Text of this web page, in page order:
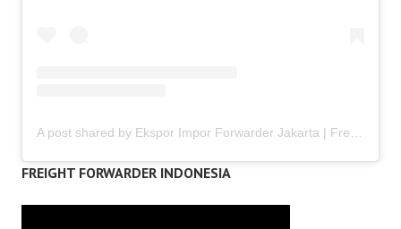
A post shared by Ekspor Impor Forwarder Jakarta | Freight Forwarding Indonesia (@keenamid)
FREIGHT FORWARDER INDONESIA